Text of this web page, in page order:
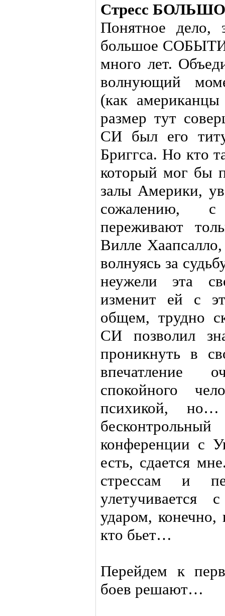
Стресс
Понятное
большое
много лет.
волнующий
(как
размер тут
СИ был его
Бриггса. Но кто
который мог бы
залы Америки,
сожалению, с
переживают
Вилле
волнуясь за
неужели эта
изменит ей с
общем, трудно
СИ позволил
проникнуть в
впечатление
спокойного
психикой, но…
конференции с
есть, сдается
стрессам и
ударом, конечно,
кто бьет…
Перейдем к
боев решают…